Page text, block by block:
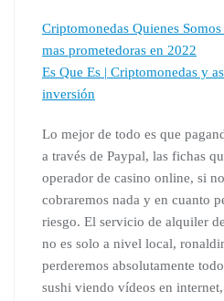
Criptomonedas Quienes
mas prometedoras en 2022
Es Que Es | Criptomonedas y
inversión
Lo mejor de todo es que
a través de Paypal, las fichas
operador de casino online, si
cobraremos nada y en cuanto
riesgo. El servicio de alquiler
no es solo a nivel local,
perderemos absolutamente
sushi viendo vídeos en